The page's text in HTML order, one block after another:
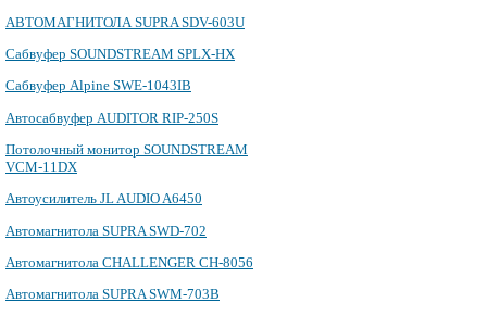
АВТОМАГНИТОЛА SUPRA SDV-603U
Сабвуфер SOUNDSTREAM SPLX-HX
Сабвуфер Alpine SWE-1043IB
Автосабвуфер AUDITOR RIP-250S
Потолочный монитор SOUNDSTREAM
VCM-11DX
Автоусилитель JL AUDIO A6450
Автомагнитола SUPRA SWD-702
Автомагнитола CHALLENGER CH-8056
Автомагнитола SUPRA SWM-703B